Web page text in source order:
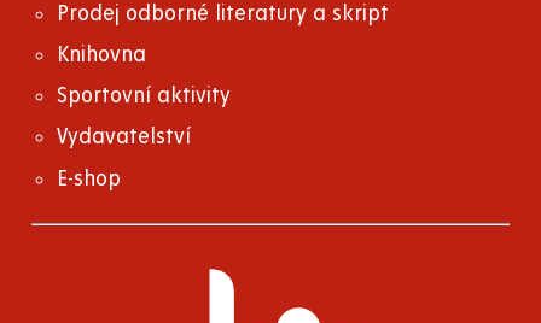
Prodej odborné literatury a skript
Knihovna
Sportovní aktivity
Vydavatelství
E-shop